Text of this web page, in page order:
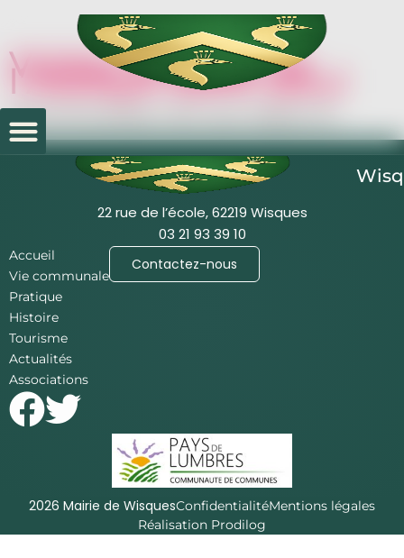
Visitez la page de
l’Abbaye Saint-paul
https://www.abbaye-saint-paul-wisques.com
22 rue de l’école, 62219 Wisques
03 21 93 39 10
Accueil
Vie communale
Pratique
Histoire
Tourisme
Actualités
Associations
Contactez-nous
2026 Mairie de WisquesConfidentialitéMentions légales
Réalisation Prodilog